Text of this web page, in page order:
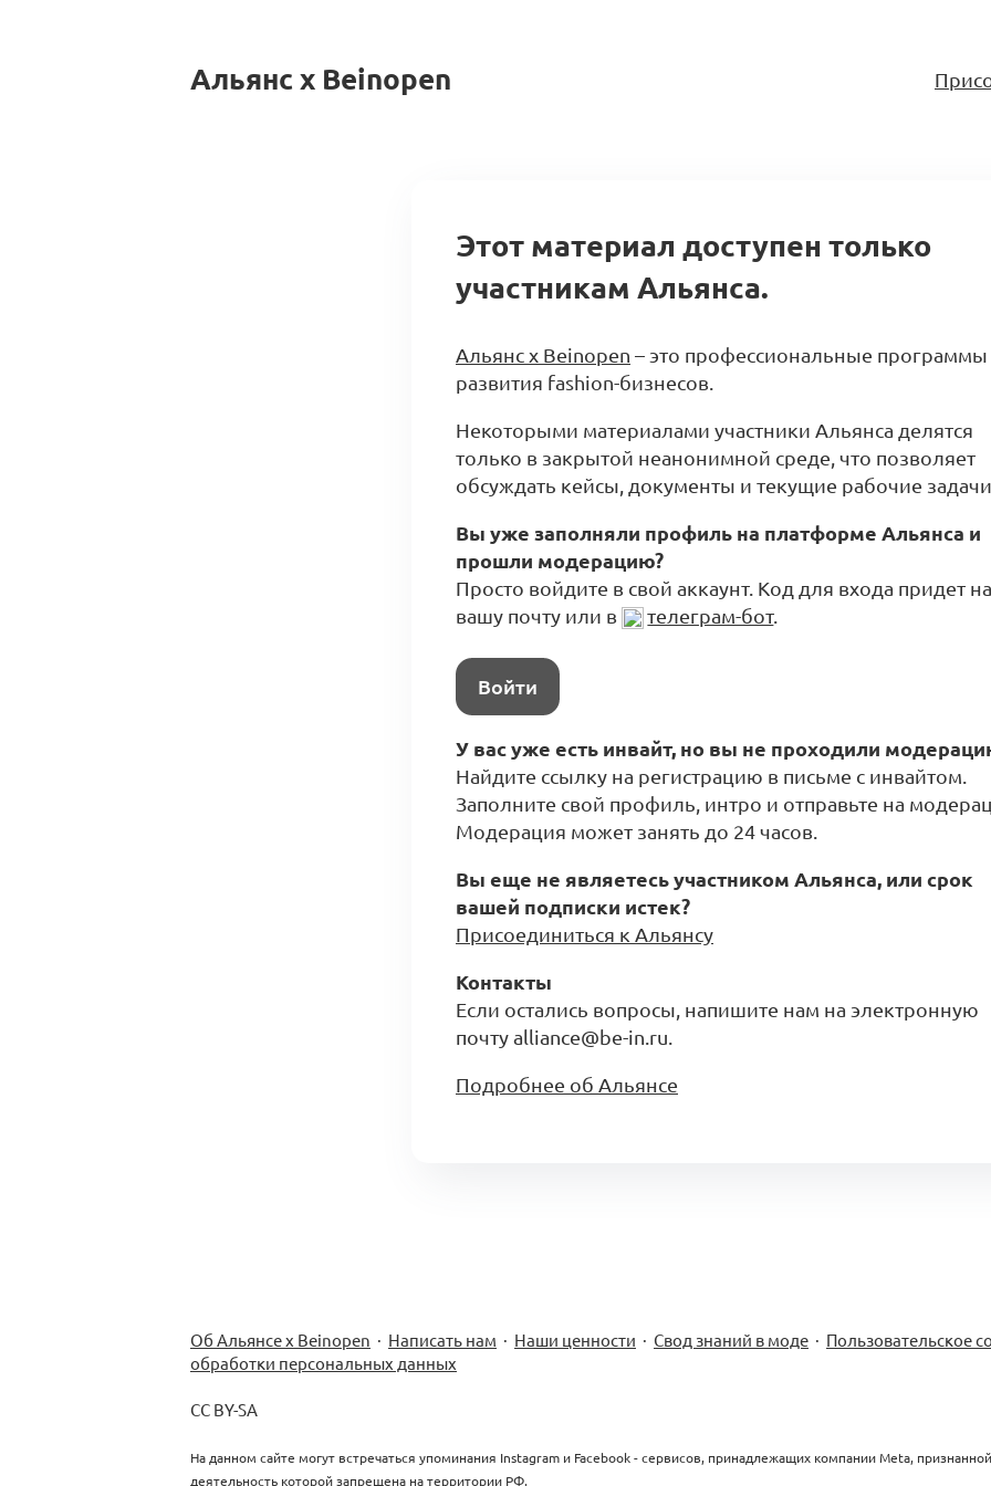
Альянс x Beinopen
Этот материал доступен только
участникам Альянса.
Альянс x Beinopen – это профессиональные программы
развития fashion-бизнесов.
Некоторыми материалами участники Альянса делятся
только в закрытой неанонимной среде, что позволяет
обсуждать кейсы, документы и текущие рабочие
Вы уже заполняли профиль на платформе Альянса и
прошли модерацию?
Просто войдите в свой аккаунт. Код для входа придет на
вашу почту или в
телеграм-бот.
Войти
У вас уже есть инвайт, но вы не проходили
Найдите ссылку на регистрацию в письме с инвайтом.
Заполните свой профиль, интро и отправьте на
Модерация может занять до 24 часов.
Вы еще не являетесь участником Альянса, или срок
вашей подписки истек?
Присоединиться к Альянсу
Контакты
Если остались вопросы, напишите нам на электронную
почту alliance@be-in.ru.
Подробнее об Альянсе
Об Альянсе х Beinopen · Написать нам · Наши ценности · Свод знаний в моде · Пользовательское
обработки персональных данных
CC BY-SA
На данном сайте могут встречаться упоминания Instagram и Facebook - сервисов, принадлежащих компании Meta,
деятельность которой запрещена на территории РФ.